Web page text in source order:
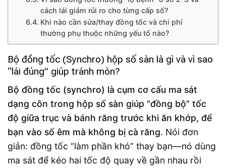
cách lái giảm rủi ro cho từng cấp số?
Khi nào cần sửa/thay đồng tốc và chi phí
thường phụ thuộc những yếu tố nào?
Bộ đồng tốc (Synchro) hộp số sàn là gì và vì sao
“lái đúng” giúp tránh mòn?
Bộ đồng tốc (synchro) là cụm cơ cấu ma sát
dạng côn trong hộp số sàn giúp “đồng bộ” tốc
độ giữa trục và bánh răng trước khi ăn khớp, để
bạn vào số êm mà không bị cà răng. Nói đơn
giản: đồng tốc “làm phần khó” thay bạn—nó dùng
ma sát để kéo hai tốc độ quay về gần nhau rồi